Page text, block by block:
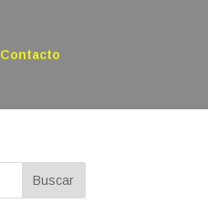
Contacto